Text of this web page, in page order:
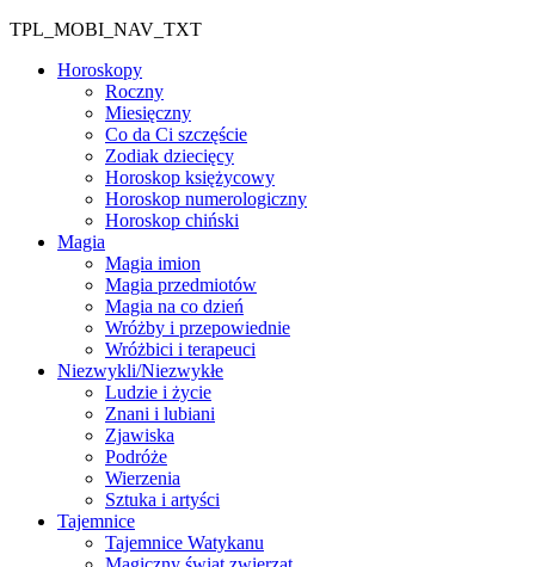
TPL_MOBI_NAV_TXT
Horoskopy
Roczny
Miesięczny
Co da Ci szczęście
Zodiak dziecięcy
Horoskop księżycowy
Horoskop numerologiczny
Horoskop chiński
Magia
Magia imion
Magia przedmiotów
Magia na co dzień
Wróżby i przepowiednie
Wróżbici i terapeuci
Niezwykli/Niezwykłe
Ludzie i życie
Znani i lubiani
Zjawiska
Podróże
Wierzenia
Sztuka i artyści
Tajemnice
Tajemnice Watykanu